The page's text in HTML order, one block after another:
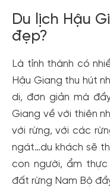
Du lịch Hậu
đẹp?
Là tỉnh thành có
Hậu Giang thu hút
dị, đơn giản mà
Giang về với thiên
với rừng, với các
ngát…du khách sẽ
con người, ẩm
đất rừng Nam Bộ